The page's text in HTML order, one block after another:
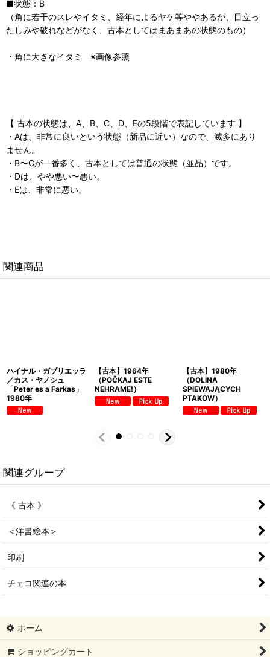
■状態：B
（角に若干のスレやイタミ、経年によるヤケ等ややあるが、目立っ
たしみや破れなどがなく、古本としてはまあまあの状態のもの）
・角に大きなイタミ ※画像参照
【 古本の状態は、A、B、C、D、Eの5段階で表記しています 】
・Aは、非常に良いという状態（新品に近い）なので、滅多にあり
ません。
・B〜Cが一番多く、古本としては普通の状態（並品）です。
・Dは、やや悪い〜悪い。
・Eは、非常に悪い。
関連商品
ハイナル・ガブリエッラ
／カス・ヤノシュ
「Peter es a Farkas」
1980年
【古本】1964年
（POČKAJ ESTE
NEHRAME!）
【古本】1980年
（DOLINA
SPIEWAJĄCYCH
PTAKOW）
関連グループ
《 古本 》
＜洋書絵本＞
印刷
チェコ関連の本
ホーム
ショッピングカート